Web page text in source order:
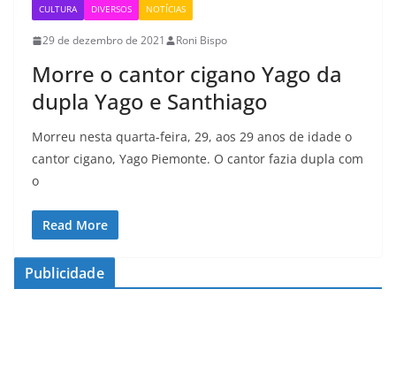
CULTURA DIVERSOS NOTÍCIAS
29 de dezembro de 2021 Roni Bispo
Morre o cantor cigano Yago da
dupla Yago e Santhiago
Morreu nesta quarta-feira, 29, aos 29 anos de idade o
cantor cigano, Yago Piemonte. O cantor fazia dupla com
o
Read More
Publicidade